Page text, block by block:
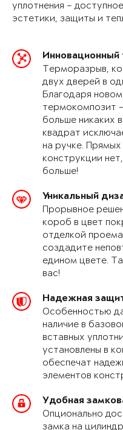
уплотнения –
эстетики, защиты и
Инновационный
Терморазрыв,
двух дверей в
Благодаря
термокомпозит
больше никаких
квадрат
на ручке.
конструкции
больше!
Уникальный
Прорывное
короб в цвет
отделкой
создадите
едином цвете.
вас!
Надежная
Особенностью
наличие в
вставных
установлены в
обеспечат
элементов
Удобная
Опционально
замка на